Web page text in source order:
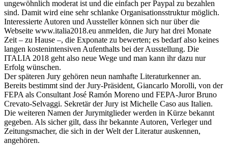
ungewöhnlich moderat ist und die einfach per Paypal zu bezahlen
sind. Damit wird eine sehr schlanke Organisationsstruktur möglich.
Interessierte Autoren und Aussteller können sich nur über die
Webseite www.italia2018.eu anmelden, die Jury hat drei Monate
Zeit – zu Hause –, die Exponate zu bewerten; es bedarf also keines
langen kostenintensiven Aufenthalts bei der Ausstellung. Die
ITALIA 2018 geht also neue Wege und man kann ihr dazu nur
Erfolg wünschen.
Der späteren Jury gehören neun namhafte Literaturkenner an.
Bereits bestimmt sind der Jury-Präsident, Giancarlo Morolli, von der
FEPA als Consultant José Ramón Moreno und FEPA-Juror Bruno
Crevato-Selvaggi. Sekretär der Jury ist Michelle Caso aus Italien.
Die weiteren Namen der Jurymitglieder werden in Kürze bekannt
gegeben. Als sicher gilt, dass ihr bekannte Autoren, Verleger und
Zeitungsmacher, die sich in der Welt der Literatur auskennen,
angehören.